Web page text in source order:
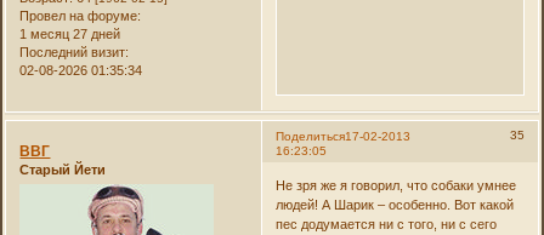
Провел на форуме:
1 месяц 27 дней
Последний визит:
02-08-2026 01:35:34
Поделиться 35
17-02-2013
16:23:05
ВВГ
Старый Йети
Не зря же я говорил, что собаки умнее
людей! А Шарик – особенно. Вот какой
пес додумается ни с того, ни с сего